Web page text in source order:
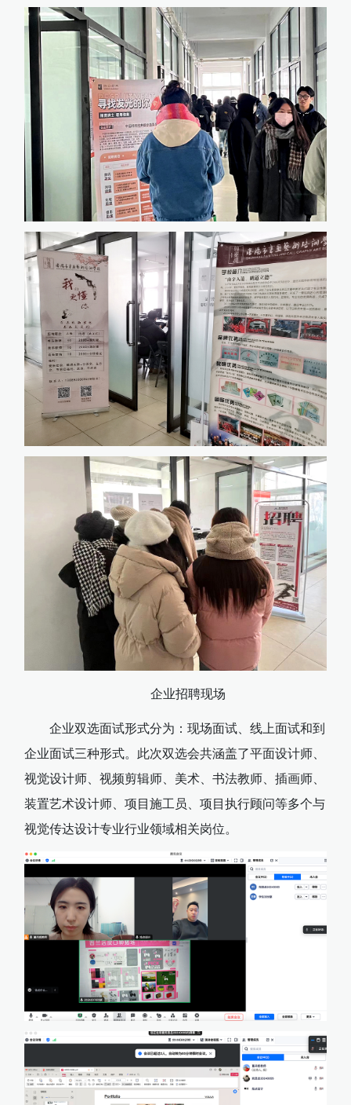
企业招聘现场
企业双选面试形式分为：现场面试、线上面试和到
企业面试三种形式。此次双选会共涵盖了平面设计师、
视觉设计师、视频剪辑师、美术、书法教师、插画师、
装置艺术设计师、项目施工员、项目执行顾问等多个与
视觉传达设计专业行业领域相关岗位。